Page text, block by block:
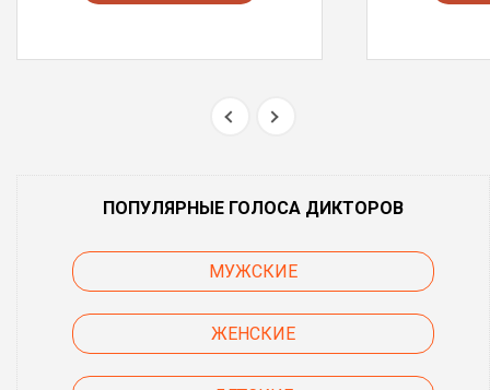
ПОПУЛЯРНЫЕ ГОЛОСА ДИКТОРОВ
МУЖСКИЕ
ЖЕНСКИЕ